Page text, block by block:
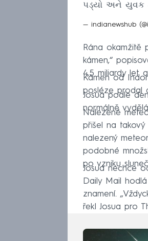
પડ્યો અને યુવક
— indianewshub
Rána okamžitě
kámen,“
4,5 miliardy let
Kámen od
posléze prodal
Josua podle
normálně
Nalezené
přišel na
nalezený
podobné
po vzniku
Josua nechce
Daily Mail
znamení.
řekl Josua pro